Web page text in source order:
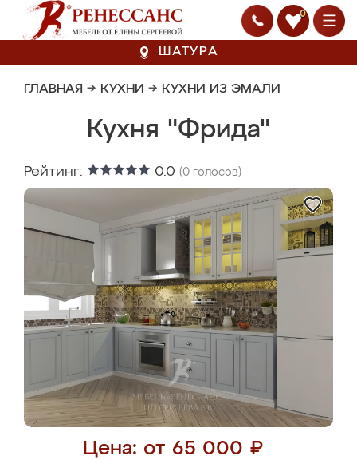
0
ШАТУРА
ГЛАВНАЯ → КУХНИ → КУХНИ ИЗ ЭМАЛИ
Кухня "Фрида"
Рейтинг: 0.0 (0 голосов)
Цена: от 65 000 ₽